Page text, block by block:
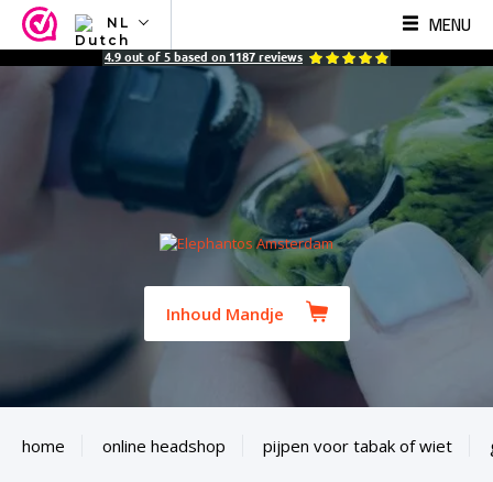
NL
NL
ES
MENU
4.9 out of 5 based on 1187 reviews
Inhoud Mandje
home online headshop pijpen voor tabak of wiet